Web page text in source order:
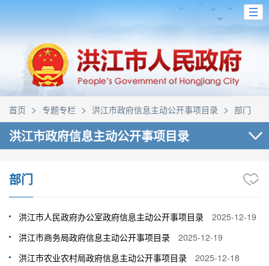
首页 > 专题专栏 > 洪江市政府信息主动公开事项目录 > 部门
洪江市政府信息主动公开事项目录
部门
洪江市人民政府办公室政府信息主动公开事项目录
2025-12-19
洪江市商务局政府信息主动公开事项目录
2025-12-19
洪江市农业农村局政府信息主动公开事项目录
2025-12-18